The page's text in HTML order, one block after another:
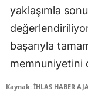
yaklaşımla
başarıyla
memnuniyetini
Kaynak: İHLAS HABER